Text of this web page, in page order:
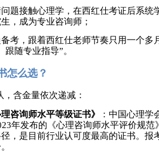
题接触心理学，在西红仕考证后系统
，成为专业咨询师；
考，跟着西红仕老师节奏只用一个多
随专业指导”。
怎么选？
含金量依次递减：
咨询师水平等级证书》
：中国心理学
年发布的《心理咨询师水平评价规
，是目前行业认可度最高的证书。报